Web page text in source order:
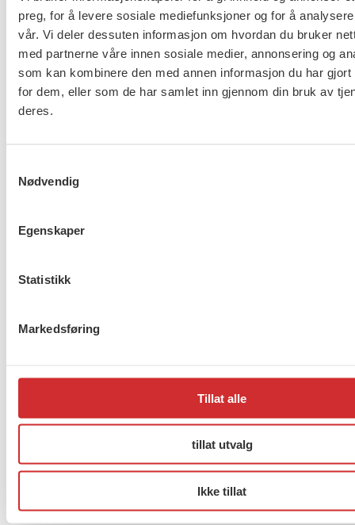
preg, for å levere sosiale mediefunksjoner og for å
vår. Vi deler dessuten informasjon om hvordan du bruker
med partnerne våre innen sosiale medier, annonsering og
som kan kombinere den med annen informasjon du har gjort
for dem, eller som de har samlet inn gjennom din bruk av
deres.
Nødvendig
Egenskaper
Statistikk
Markedsføring
Tillat alle
tillat utvalg
Ikke tillat
Koordineringsgruppen må fortsette arbeidet.
FO ønsker en rapport nr. 3. som konkretiserer
omfang, behov for hjelp og hvilke barn som er
i en vanskelig livssituasjon. Den må også si
noe om konsekvensene av koronaperioden.
familieministeren
sårbare barn og unge under koronakrisen
Flere saker
Taushetsplikt og personvern
Er du berørt av brannen i
Drammen?